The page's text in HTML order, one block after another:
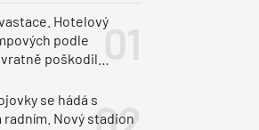
Hotelový
podle
poškodil
se hádá s
radním. Nový stadion